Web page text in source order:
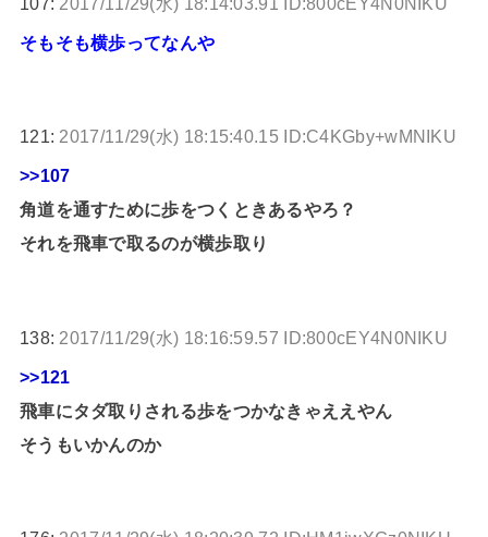
そもそも横歩ってなんや
121: 2017/11/29(水) 18:15:40.15 ID:C4KGby+wMNIKU
>>107
角道を通すために歩をつくときあるやろ？
それを飛車で取るのが横歩取り
138: 2017/11/29(水) 18:16:59.57 ID:800cEY4N0NIKU
>>121
飛車にタダ取りされる歩をつかなきゃええやん
そうもいかんのか